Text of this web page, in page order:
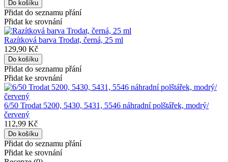
Přidat do seznamu přání
Přidat ke srovnání
Razítková barva Trodat, černá, 25 ml
129,90 Kč
Přidat do seznamu přání
Přidat ke srovnání
6/50 Trodat 5200, 5430, 5431, 5546 náhradní polštářek, modrý/
červený
112,99 Kč
Přidat do seznamu přání
Přidat ke srovnání